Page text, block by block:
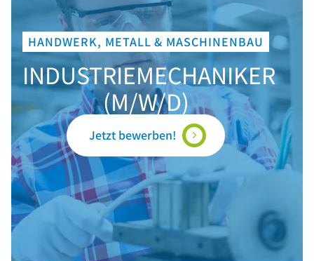
HANDWERK, METALL & MASCHINENBAU
INDUSTRIEMECHANIKER
(M/W/D)
Jetzt bewerben!